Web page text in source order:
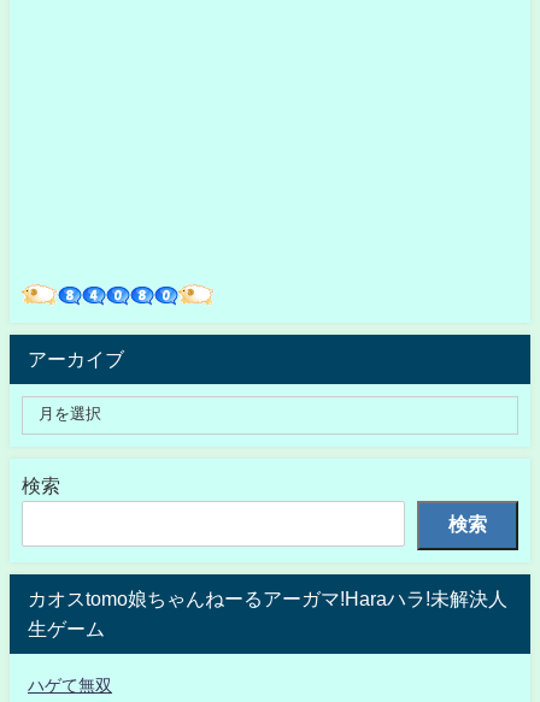
アーカイブ
検索
検索
カオスtomo娘ちゃんねーるアーガマ!Haraハラ!未解決人
生ゲーム
ハゲて無双